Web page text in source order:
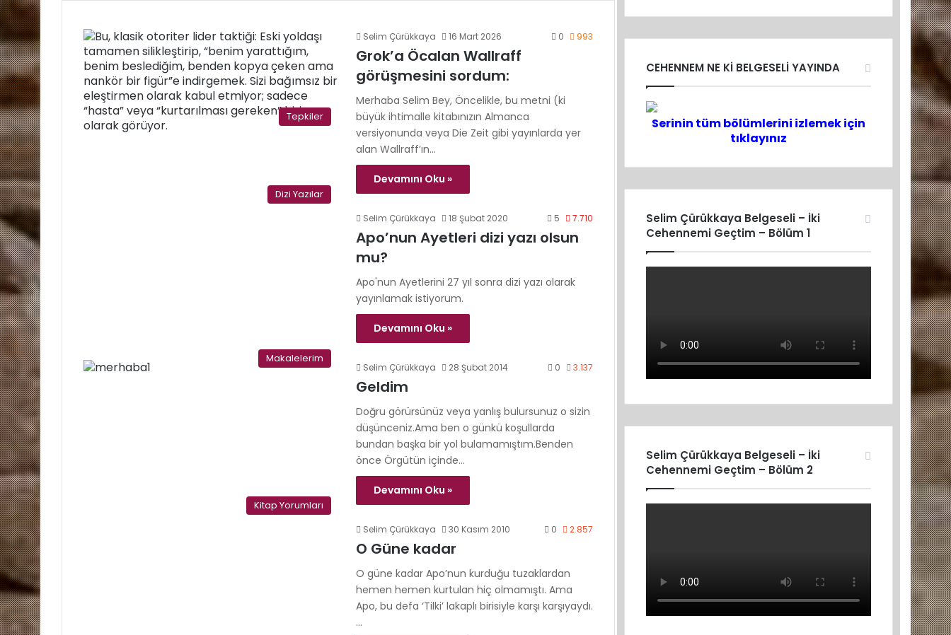
Tepkiler
Selim Çürükkaya 16 Mart 2026 0 993
Grok’a Öcalan Wallraff
görüşmesini sordum:
Merhaba Selim Bey, Öncelikle, bu metni (ki
büyük ihtimalle kitabınızın Almanca
versiyonunda veya Die Zeit gibi yayınlarda yer
alan Wallraff’ın…
Devamını Oku »
Dizi Yazılar
Selim Çürükkaya 18 Şubat 2020 5 7.710
Apo’nun Ayetleri dizi yazı olsun
mu?
Apo'nun Ayetlerini 27 yıl sonra dizi yazı olarak
yayınlamak istiyorum.
Devamını Oku »
Makalelerim
Selim Çürükkaya 28 Şubat 2014 0 3.137
Geldim
Doğru görürsünüz veya yanlış bulursunuz o sizin
düşünceniz.Ama ben o günkü koşullarda
bundan başka bir yol bulamamıştım.Benden
önce Örgütün içinde…
Devamını Oku »
Kitap Yorumları
Selim Çürükkaya 30 Kasım 2010 0 2.857
O Güne kadar
O güne kadar Apo’nun kurduğu tuzaklardan
hemen hemen kurtulan hiç olmamıştı. Ama
Apo, bu defa ‘Tilki’ lakaplı birisiyle karşı karşıyaydı.
…
CEHENNEM NE Kİ BELGESELİ YAYINDA
Serinin tüm bölümlerini izlemek için
tıklayınız
Selim Çürükkaya Belgeseli – İki
Cehennemi Geçtim – Bölüm 1
Selim Çürükkaya Belgeseli – İki
Cehennemi Geçtim – Bölüm 2